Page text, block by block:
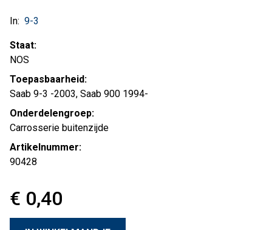
In: 9-3
Staat:
NOS
Toepasbaarheid:
Saab 9-3 -2003, Saab 900 1994-
Onderdelengroep:
Carrosserie buitenzijde
Artikelnummer:
90428
€ 0,40